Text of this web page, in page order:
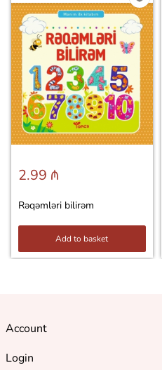
2.99 ₼
Rəqəmləri bilirəm
Add to basket
Account
Login